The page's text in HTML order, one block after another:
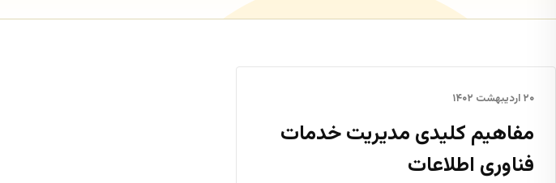
۲۰ اردیبهشت ۱۴۰۲
مفاهیم کلیدی مدیریت خدمات
فناوری اطلاعات